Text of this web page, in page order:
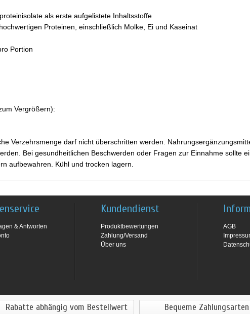
als erste aufgelistete Inhaltsstoffe
Proteinen, einschließlich Molke, Ei und Kaseinat
Portion
Vergrößern):
Verzehrsmenge darf nicht überschritten werden.
Bei gesundheitlichen Beschwerden oder Fragen zur Einnahme sollte
aufbewahren. Kühl und trocken lagern.
& Antworten
Kundendienst
Produktbewertungen
Zahlung/Versand
Über uns
AGB
Rabatte abhängig vom Bestellwert Bequeme Zahlungsarten